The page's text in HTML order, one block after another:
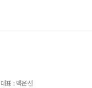
대표 : 백운선